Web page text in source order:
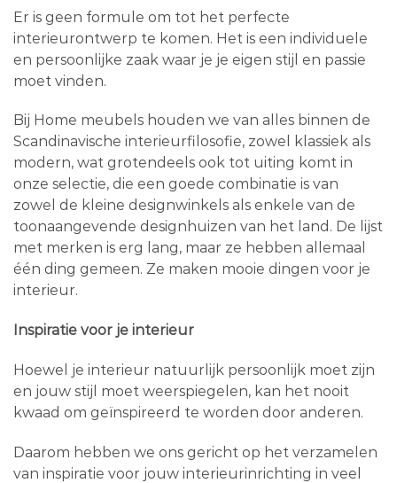
Er is geen formule om tot het perfecte
interieurontwerp te komen. Het is een individuele
en persoonlijke zaak waar je je eigen stijl en passie
moet vinden.
Bij Home meubels houden we van alles binnen de
Scandinavische interieurfilosofie, zowel klassiek als
modern, wat grotendeels ook tot uiting komt in
onze selectie, die een goede combinatie is van
zowel de kleine designwinkels als enkele van de
toonaangevende designhuizen van het land. De lijst
met merken is erg lang, maar ze hebben allemaal
één ding gemeen. Ze maken mooie dingen voor je
interieur.
Inspiratie voor je interieur
Hoewel je interieur natuurlijk persoonlijk moet zijn
en jouw stijl moet weerspiegelen, kan het nooit
kwaad om geïnspireerd te worden door anderen.
Daarom hebben we ons gericht op het verzamelen
van inspiratie voor jouw interieurinrichting in veel